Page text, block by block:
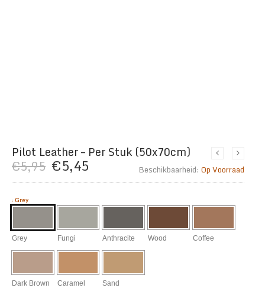
Pilot Leather – Per Stuk (50x70cm)
€5,95 Oorspronkelijke
prijs
was:
€5,45
prijs
is:
Beschikbaarheid: Op Voorraad
:Grey
Grey Fungi Anthracite Wood Coffee
Dark Brown Caramel Sand